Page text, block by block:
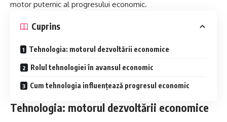
motor puternic al progresului economic.
Cuprins
Tehnologia: motorul dezvoltării economice
Rolul tehnologiei în avansul economic
Cum tehnologia influențează progresul economic
Tehnologia: motorul dezvoltării economice